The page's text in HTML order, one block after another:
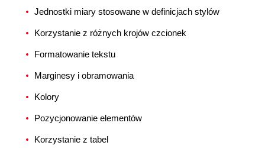
Jednostki miary stosowane w definicjach stylów
Korzystanie z różnych krojów czcionek
Formatowanie tekstu
Marginesy i obramowania
Kolory
Pozycjonowanie elementów
Korzystanie z tabel